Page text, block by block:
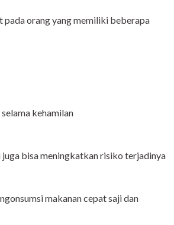
pada orang yang memiliki beberapa
kehamilan
bisa meningkatkan risiko terjadinya
makanan cepat saji dan